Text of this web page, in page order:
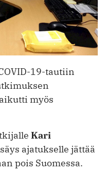
19-tautiin
myös
Kari
ajatukselle jättää
pois Suomessa.